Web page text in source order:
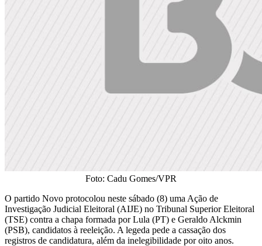
Foto: Cadu Gomes/VPR
O partido Novo protocolou neste sábado (8) uma Ação de
Investigação Judicial Eleitoral (AIJE) no Tribunal Superior Eleitoral
(TSE) contra a chapa formada por Lula (PT) e Geraldo Alckmin
(PSB), candidatos à reeleição. A legeda pede a cassação dos
registros de candidatura, além da inelegibilidade por oito anos.